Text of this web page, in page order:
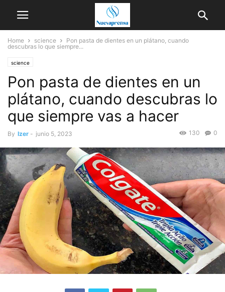
Home science
Pon pasta de dientes en un plátano, cuando
descubras lo que siempre...
science
Pon pasta de dientes en un
plátano, cuando descubras lo
que siempre vas a hacer
By Izer - junio 5, 2023 0
130